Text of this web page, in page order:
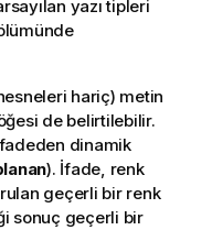
yazı tipleri
hariç) metin
de belirtilebilir.
dinamik
). İfade, renk
geçerli bir renk
sonuç geçerli bir